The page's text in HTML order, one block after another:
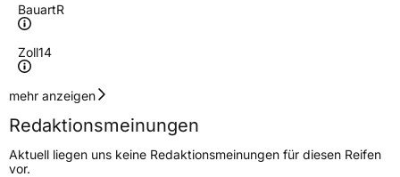
BauartR
Zoll14
Geschwindigkeitsindex
Höchstgeschwindigkeit
190 km/h
Lastindex85
mehr anzeigen
Redaktionsmeinungen
Aktuell liegen uns keine Redaktionsmeinungen für diesen Reifen
vor.